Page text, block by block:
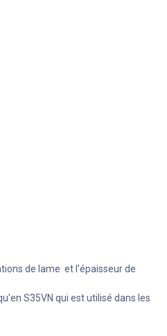
de lame et l'épaisseur de
S35VN qui est utilisé dans les